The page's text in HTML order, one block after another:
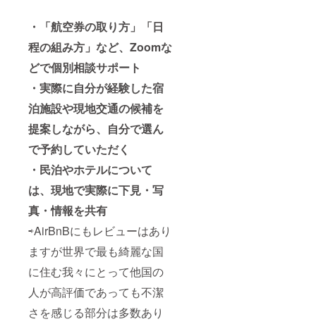
・「航空券の取り方」「日
程の組み方」など、Zoomな
どで個別相談サポート
・実際に自分が経験した宿
泊施設や現地交通の候補を
提案しながら、自分で選ん
で予約していただく
・民泊やホテルについて
は、現地で実際に下見・写
真・情報を共有
⇨AirBnBにもレビューはあり
ますが世界で最も綺麗な国
に住む我々にとって他国の
人が高評価であっても不潔
さを感じる部分は多数あり